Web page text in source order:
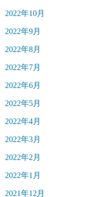
2022年10月
2022年9月
2022年8月
2022年7月
2022年6月
2022年5月
2022年4月
2022年3月
2022年2月
2022年1月
2021年12月